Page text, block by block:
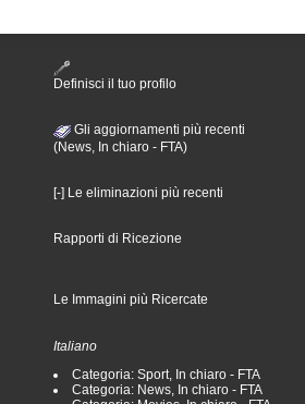
Definisci il tuo profilo
Gli aggiornamenti più recenti
(News, In chiaro - FTA)
[-] Le eliminazioni più recenti
Rapporti di Ricezione
Le Immagini più Ricercate
Italiano
Categoria: Sport, In chiaro - FTA
Categoria: News, In chiaro - FTA